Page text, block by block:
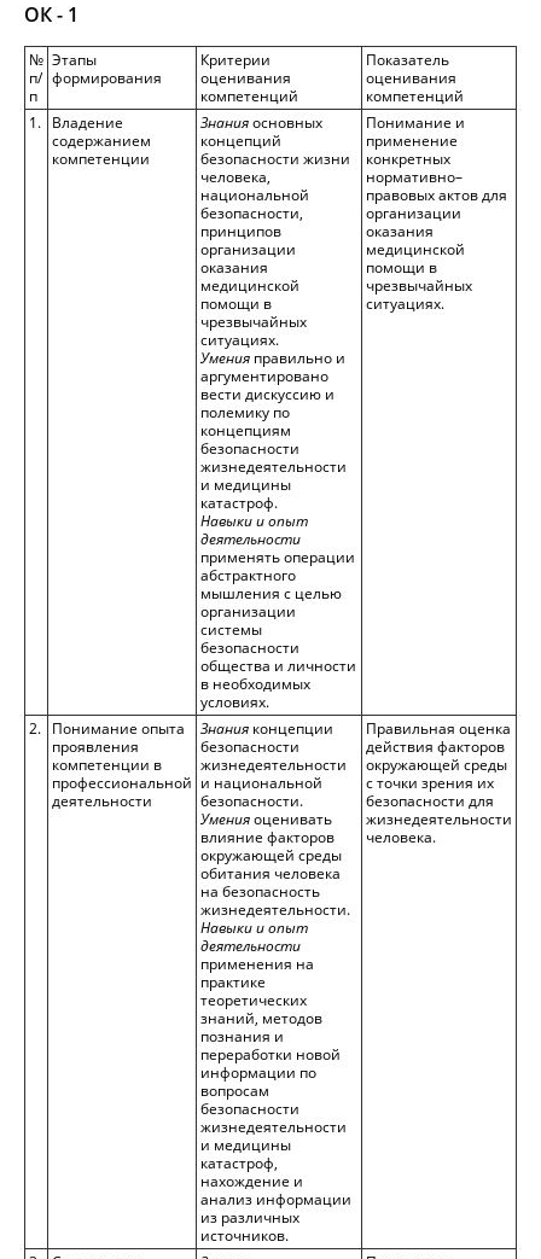
ОК - 1
№
п/
п
Этапы
формирования
Критерии
оценивания
компетенций
Показатель
оценивания
компетенций
1. Владение
содержанием
компетенции
Знанияосновных
концепций
безопасности жизни
человека,
национальной
безопасности,
принципов
организации
оказания
медицинской
помощи в
чрезвычайных
ситуациях.
Умения правильно и
аргументировано
вести дискуссию и
полемику по
концепциям
безопасности
жизнедеятельности
и медицины
катастроф.
Навыки и опыт
деятельности
применять операции
абстрактного
мышления с целью
организации
системы
безопасности
общества и личности
в необходимых
условиях.
Понимание и
применение
конкретных
нормативно–
правовых актов для
организации
оказания
медицинской
помощи в
чрезвычайных
ситуациях.
2. Понимание опыта
проявления
компетенции в
профессиональной
деятельности
Знания концепции
безопасности
жизнедеятельности
и национальной
безопасности.
Уменияоценивать
влияние факторов
окружающей среды
обитания человека
на безопасность
жизнедеятельности.
Навыки и опыт
деятельности
применения на
практике
теоретических
знаний, методов
познания и
переработки новой
информации по
вопросам
безопасности
жизнедеятельности
и медицины
катастроф,
нахождение и
анализ информации
из различных
источников.
Правильная оценка
действия факторов
окружающей среды
с точки зрения их
безопасности для
жизнедеятельности
человека.